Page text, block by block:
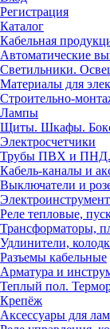
Регистрация
Каталог
Кабельная
Автоматические
Светильники.
Материалы для
Строительно-
Лампы
Щиты. Шкафы.
Электросчетчики
Трубы ПВХ и ПНД.
Кабель-каналы и
Выключатели и
Реле тепловые,
Трансформаторы,
Удлинители,
Разъемы кабельные
Арматура и
Теплый пол.
Крепёж
Аксессуары для